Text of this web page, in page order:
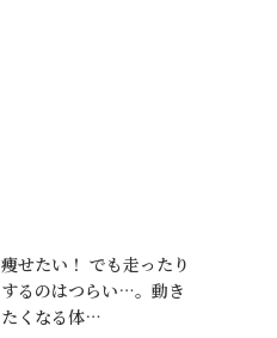
痩せたい！ でも走ったり
するのはつらい…。動き
たくなる体…